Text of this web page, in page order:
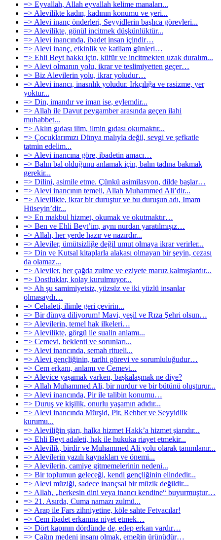
=> Eyvallah, Allah eyvallah kelime manaları...
=> Alevilikte kadın, kadının konumu ve yeri...
=> Alevi inanç önderleri, Seyyidlerin başlıca görevleri...
=> Alevilikte, gönül incitmek düşkünlüktür...
=> Alevi inancında, ibadet insan içindir…
=> Alevi inanç, etkinlik ve katliam günleri…
=> Ehli Beyt hakkı için, küfür ve incitmekten uzak duralım...
=> Alevi olmanın yolu, ikrar ve teslimiyetten geçer…
=> Biz Alevilerin yolu, ikrar yoludur…
=> Alevi inancı, inasnlık yoludur. Irkçılığa ve rasizme, yer
yoktur...
=> Din, imandır ve iman ise, eylemdir...
=> Allah ile Davut peygamber arasında geçen ilahi
muhabbet...
=> Aklın gıdası ilim, ilmin gıdası okumaktır...
=> Çocuklarımızı Dünya malıyla değil, sevgi ve şefkatle
tatmin edelim...
=> Alevi inancına göre, ibadetin amacı…
=> Balın bal olduğunu anlamak için, balın tadına bakmak
gerekir...
=> Dilini, asimile etme. Çünkü asimilasyon, dilde başlar…
=> Alevi inancının temeli, Allah Muhammed Ali’dir...
=> Alevilikte, ikrar bir duruştur ve bu duruşun adı, Imam
Hüseyin’dir...
=> En makbul hizmet, okumak ve okutmaktır…
=> Ben ve Ehli Beyt’im, aynı nurdan yaratılmışız…
=> Allah, her yerde hazır ve nazırdır...
=> Aleviler, ümütsizliğe değil umut olmaya ikrar verirler...
=> Din ve Kutsal kitaplarla alakası olmayan bir şeyin, cezası
da olamaz...
=> Aleviler, her çağda zulme ve eziyete maruz kalmışlardır...
=> Dostluklar, kolay kurulmuyor...
=> Ah şu samimiyetsiz, yüzsüz ve iki yüzlü insanlar
olmasaydı…
=> Cehaleti, ilimle geri çevirin...
=> Bir dünya diliyorum! Mavi, yeşil ve Rıza Şehri olsun…
=> Alevilerin, temel hak ilkeleri…
=> Alevilikte, görgü ile sualin anlamı...
=> Cemevi, beklenti ve sorunları...
=> Alevi inancında, semah ritueli...
=> Alevi gençliğinin, tarihi görevi ve sorumluluğudur…
=> Cem erkanı, anlamı ve Cemevi...
=> Alevice yaşamak varken, başkalaşmak ne diye?
=> Allah Muhammed Ali, bir nurdur ve bir bütünü oluşturur...
=> Alevi inancında, Pir ile talibin konumu…
=> Duruş ve kişilik, onurlu yaşamın adıdır...
=> Alevi inancında Mürşid, Pir, Rehber ve Seyyidlik
kurumu...
=> Aleviliğin şiarı, halka hizmet Hakk’a hizmet şiarıdır...
=> Ehli Beyt adaleti, hak ile hukuka riayet etmekir...
=> Alevilik, birdir ve Muhammed Ali yolu olarak tanımlanır...
=> Alevilerin yazılı kaynakları ve önemi...
=> Alevilerin, camiye gitmemelerinin nedeni...
=> Bir toplumun geleceği, kendi gençliğinin elindedir...
=> Alevi müziği, sadece inançsal bir müzik değildir...
=> Allah, „herkesin dini veya inancı kendine“ buyurmuştur…
=> 21. Asırda, Cuma namazı zulmü...
=> Arap ile Fars zihniyetine, köle sahte Fetvacılar!
=> Cem ibadet erkanına niyet etmek…
=> Dört kapının dördünde de, edep erkan vardır…
=> Çağın medeni insanı olmak, emeğin ürünüdür…